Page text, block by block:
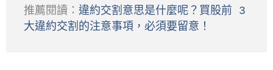
推薦閱讀： 違約交割意思是什麼呢？買股前 3
大違約交割的注意事項，必須要留意！